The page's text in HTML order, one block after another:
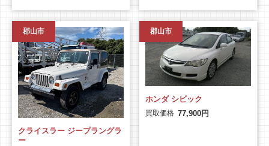
クライスラー ジープラングラ
ー
郡山市
ホンダ シビック
郡山市
買取価格 77,900円